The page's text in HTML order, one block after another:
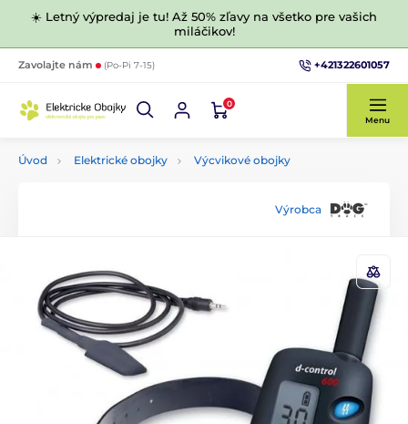
☀️ Letný výpredaj je tu! Až 50% zľavy na všetko pre vašich
miláčikov!
Zavolajte nám (Po-Pi 7-15) +421322601057
0
Menu
Úvod Elektrické obojky Výcvikové obojky
Výrobca